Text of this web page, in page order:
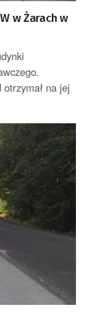
w Żarach w
na jej